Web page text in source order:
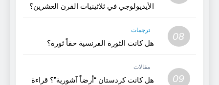
الأيديولوجي في ثلاثينيات القرن العشرين؟
08
ترجمات
هل كانت الثورة الفرنسية حقاً ثورة؟
09
مقالات
هل كانت كردستان “أرضاً آشورية”؟ قراءة